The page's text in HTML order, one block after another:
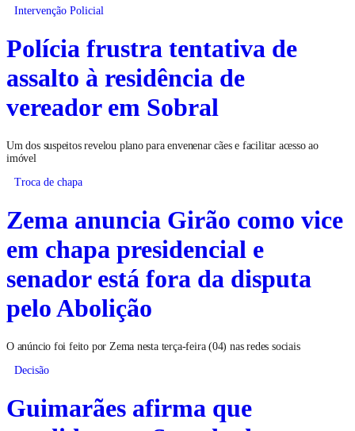
Intervenção Policial
Polícia frustra tentativa de
assalto à residência de
vereador em Sobral
Um dos suspeitos revelou plano para envenenar cães e facilitar acesso ao
imóvel
Troca de chapa
Zema anuncia Girão como vice
em chapa presidencial e
senador está fora da disputa
pelo Abolição
O anúncio foi feito por Zema nesta terça-feira (04) nas redes sociais
Decisão
Guimarães afirma que